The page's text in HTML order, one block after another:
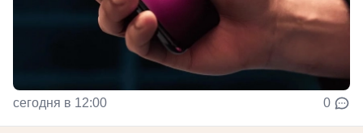
сегодня в 12:00 0